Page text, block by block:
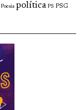
Poesia política PS PSG